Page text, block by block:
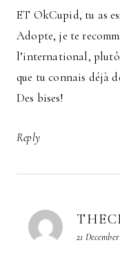
ET OkCupid, tu as
Adopte, je te
l’international,
que tu connais déjà
Des bises!
Reply
21